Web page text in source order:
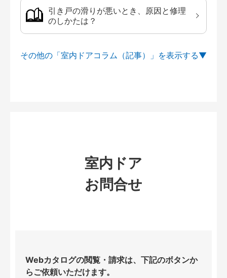
引き戸の滑りが悪いとき、原因と修理
のしかたは？
その他の「室内ドアコラム（記事）」を
室内ドア
お問合せ
Webカタログの閲覧・請求は、下記のボタンか
らご依頼いただけます。